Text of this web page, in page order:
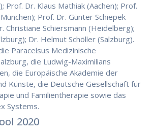
Prof. Dr. Klaus Mathiak (Aachen); Prof.
Prof. Dr. Günter Schiepek
Christiane Schiersmann (Heidelberg);
Dr. Helmut Schöller (Salzburg).
Paracelsus Medizinische
die Ludwig-Maximilians
die Europäische Akademie der
Künste, die Deutsche Gesellschaft für
und Familientherapie sowie das
Systems.
2020